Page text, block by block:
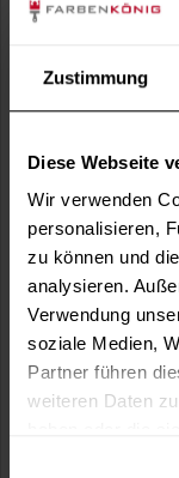
Zustimmung
Diese Webseite
Wir verwenden
personalisieren,
zu können und
analysieren.
Verwendung
soziale Medien,
Partner führen
weiteren Daten
Verfügbare Varianten
0,75 Liter
3 Liter